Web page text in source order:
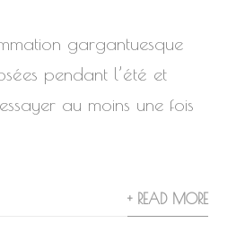
gargantuesque
pendant l’été et
au moins une fois
+ READ MORE